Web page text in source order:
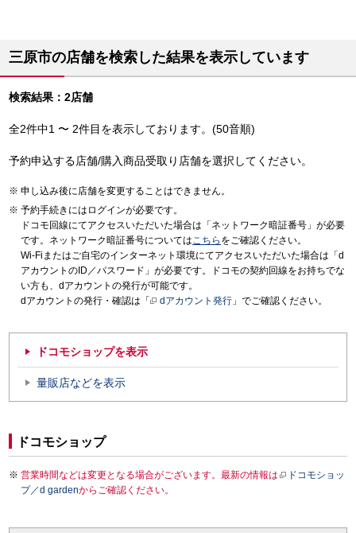
三原市の店舗を検索した結果を表示しています
検索結果：2店舗
全2件中1 〜 2件目を表示しております。(50音順)
予約申込する店舗/購入商品受取り店舗を選択してください。
申し込み後に店舗を変更することはできません。
予約手続きにはログインが必要です。
ドコモ回線にてアクセスいただいた場合は「ネットワーク暗証番号」が必要
です。ネットワーク暗証番号についてはこちら をご確認ください。
Wi-Fiまたはご自宅のインターネット環境にてアクセスいただいた場合は「d
アカウントのID／パスワード」が必要です。ドコモの契約回線をお持ちでな
い方も、dアカウントの発行が可能です。
dアカウントの発行・確認は「
dアカウント発行 」でご確認ください。
ドコモショップを表示
量販店などを表示
ドコモショップ
営業時間などは変更となる場合がございます。最新の情報は
ドコモショッ
プ／d gardenからご確認ください。